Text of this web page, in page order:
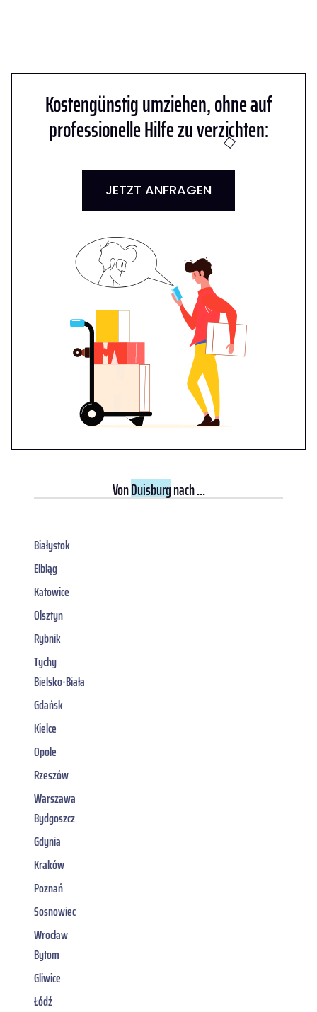
Kostengünstig umziehen, ohne auf
professionelle Hilfe zu verzichten:
JETZT ANFRAGEN
VonDuisburgnach ...
Białystok
Elbląg
Katowice
Olsztyn
Rybnik
Tychy
Bielsko-Biała
Gdańsk
Kielce
Opole
Rzeszów
Warszawa
Bydgoszcz
Gdynia
Kraków
Poznań
Sosnowiec
Wrocław
Bytom
Gliwice
Łódź